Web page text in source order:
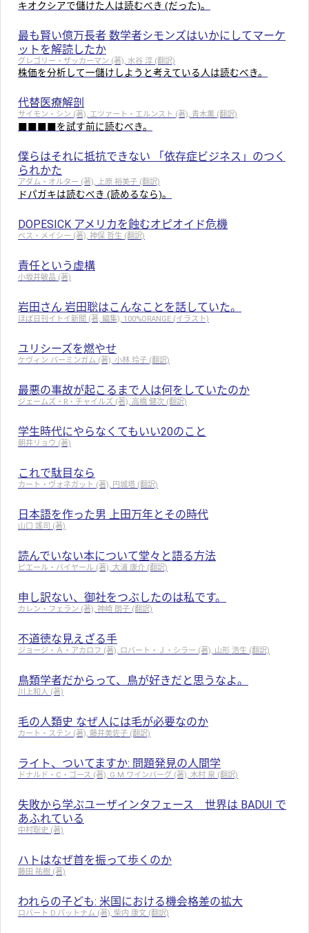
キオクシアで儲けた人は読むべき (だった)。
最も賢い億万長者 数学者シモンズはいかにしてマーケ
ットを解読したか
グレゴリー・ザッカーマン (著), 水谷 淳 (翻訳)
株価を分析して一儲けしようと考えている人は読むべき。
代替医療解剖
サイモン・シン (著), エツァート・エルンスト (著), 青木薫 (翻訳)
■■■■を試す前に読むべき。
僕らはそれに抵抗できない 「依存症ビジネス」のつく
られかた
アダム・オルター (著), 上原 裕美子 (翻訳)
ドパガキは読むべき (読めるなら)。
DOPESICK アメリカを蝕むオピオイド危機
ベス・メイシー (著), 神保 哲生 (翻訳)
責任という虚構
小坂井敏晶 (著)
岩田さん 岩田聡はこんなことを話していた。
ほぼ日刊イトイ新聞 (著, 編集), 100%ORANGE (イラスト)
ユリシーズを燃やせ
ケヴィン バーミンガム (著), 小林 玲子 (翻訳)
最悪の事故が起こるまで人は何をしていたのか
ジェームズ・R・チャイルズ (著), 高橋 健次 (翻訳)
学生時代にやらなくてもいい20のこと
朝井リョウ (著)
これで駄目なら
カート・ヴォネガット (著), 円城塔 (翻訳)
日本語を作った男 上田万年とその時代
山口 謠司 (著)
読んでいない本について堂々と語る方法
ピエール・バイヤール (著), 大浦 康介 (翻訳)
申し訳ない、御社をつぶしたのは私です。
カレン・フェラン (著), 神崎 朗子 (翻訳)
不道徳な見えざる手
ジョージ・Ａ・アカロフ (著), ロバート・Ｊ・シラー (著), 山形 浩生 (翻訳)
鳥類学者だからって、鳥が好きだと思うなよ。
川上和人 (著)
毛の人類史 なぜ人には毛が必要なのか
カート・ステン (著), 藤井美佐子 (翻訳)
ライト、ついてますか: 問題発見の人間学
ドナルド・C・ゴース (著), G.M.ワインバーグ (著), 木村 泉 (翻訳)
失敗から学ぶユーザインタフェース 世界は BADUI で
あふれている
中村聡史 (著)
ハトはなぜ首を振って歩くのか
藤田 祐樹 (著)
われらの子ども: 米国における機会格差の拡大
ロバート D.パットナム (著), 柴内 康文 (翻訳)